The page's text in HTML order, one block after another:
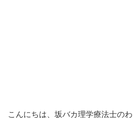
こんにちは、坂バカ理学療法士のわ